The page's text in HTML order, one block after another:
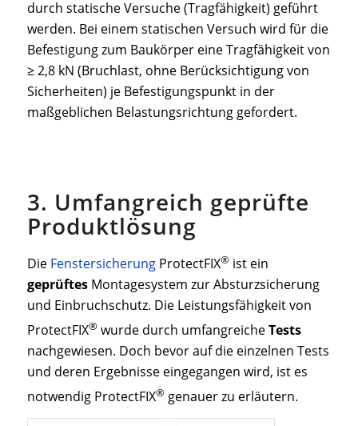
durch statische Versuche (Tragfähigkeit) geführt
werden. Bei einem statischen Versuch wird für die
Befestigung zum Baukörper eine Tragfähigkeit von
≥ 2,8 kN (Bruchlast, ohne Berücksichtigung von
Sicherheiten) je Befestigungspunkt in der
maßgeblichen Belastungsrichtung gefordert.
3. Umfangreich geprüfte
Produktlösung
Die FenstersicherungProtectFIX®ist ein
geprüftesMontagesystem zur Absturzsicherung
und Einbruchschutz. Die Leistungsfähigkeit von
ProtectFIX®wurde durch umfangreicheTests
nachgewiesen. Doch bevor auf die einzelnen Tests
und deren Ergebnisse eingegangen wird, ist es
notwendig ProtectFIX®genauer zu erläutern.